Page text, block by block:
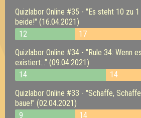
Quizlabor Online #35 - "Es steht 10 zu
beide!" (16.04.2021)
12
17
Quizlabor Online #34 - "Rule 34: Wenn es
existiert..." (09.04.2021)
14
14
Quizlabor Online #33 - "Schaffe,
baue!" (02.04.2021)
9
14